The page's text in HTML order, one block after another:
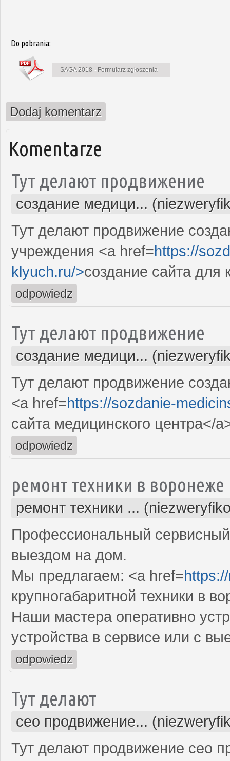
Do pobrania:
SAGA 2018 - Formularz zgłoszenia
Dodaj komentarz
Komentarze
Тут делают продвижение
создание медици...
Тут делают продвижение
учреждения <a href=https://
klyuch.ru/>создание сайта для
odpowiedz
Тут делают продвижение
создание медици...
Тут делают продвижение
<a href=https://sozdanie-
сайта медицинского центра</
odpowiedz
ремонт техники в воронеже
ремонт техники ...
Профессиональный
выездом на дом.
Мы предлагаем: <a href=
крупногабаритной техники в
Наши мастера оперативно
устройства в сервисе или с
odpowiedz
Тут делают
сео продвижение...
Тут делают продвижение сео